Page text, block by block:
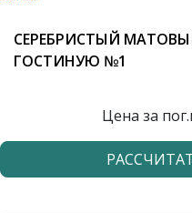
СЕРЕБРИСТЫЙ
ГОСТИНУЮ №1
Цена за